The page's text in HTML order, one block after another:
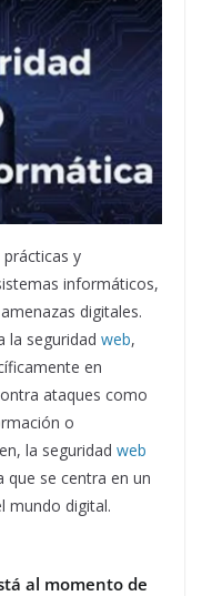
y
informáticos,
digitales.
la seguridad web,
en
ataques como
o
la seguridad web
que se centra en un
mundo digital.
al momento de